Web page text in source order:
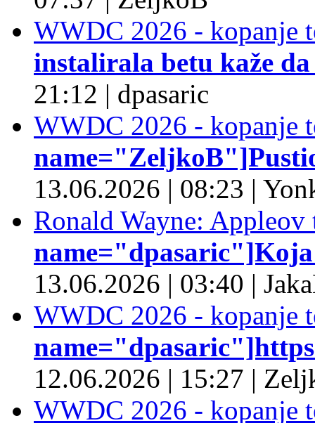
WWDC 2026 - kopanje
instalirala betu kaže
21:12 | dpasaric
WWDC 2026 - kopanje
13.06.2026 | 08:23 |
Ronald Wayne:
13.06.2026 | 03:40 |
WWDC 2026 - kopanje
12.06.2026 | 15:27 |
WWDC 2026 - kopanje